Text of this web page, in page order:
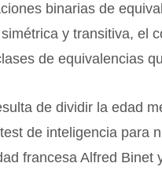
binarias de
y transitiva, el
de equivalencias
de dividir la edad
de inteligencia para
francesa Alfred